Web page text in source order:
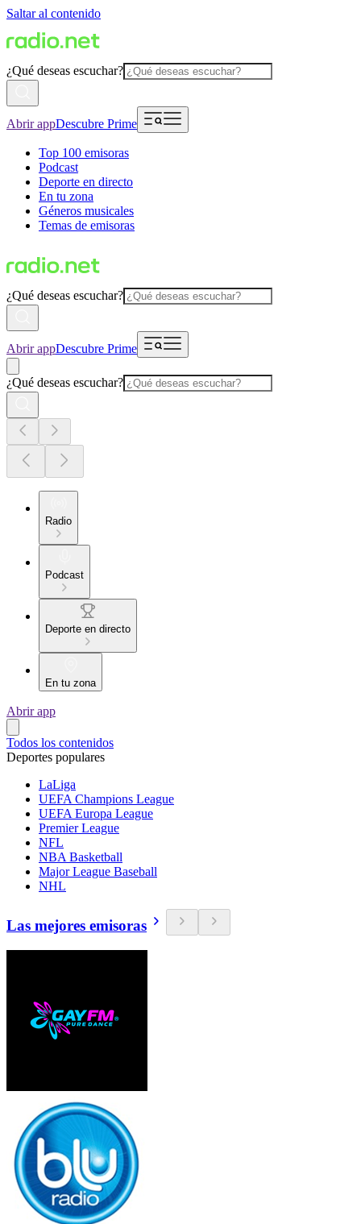
Saltar al contenido
¿Qué deseas escuchar?
Abrir appDescubre Prime
Top 100 emisoras
Podcast
Deporte en directo
En tu zona
Géneros musicales
Temas de emisoras
¿Qué deseas escuchar?
Abrir appDescubre Prime
¿Qué deseas escuchar?
Radio
Podcast
Deporte en directo
En tu zona
Abrir app
Todos los contenidos
Deportes populares
LaLiga
UEFA Champions League
UEFA Europa League
Premier League
NFL
NBA Basketball
Major League Baseball
NHL
Las mejores emisoras